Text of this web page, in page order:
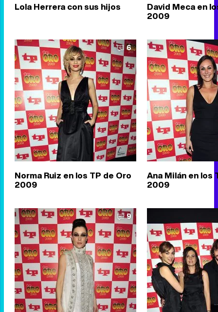
Lola Herrera con sus hijos David Meca en
2009
6
Norma Ruiz en los TP de Oro
2009
Ana Milán en los
2009
9